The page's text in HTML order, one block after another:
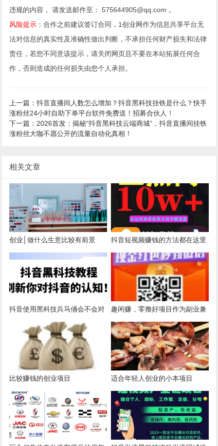
违规的内容， 请发送邮件至： 575644905@qq.com 。
风险提示 ：合作之前建议签订合同，1创业网作为信息共享平台无
法对信息的真实性及准确性做出判断，不承担任何财产损失和法律
责任，若您不同意该提示，请关闭网页且不要在本站拓展任何合
作，否则造成的任何损失由您个人承担。
上一篇：抖音直播间人数怎么增加？抖音黑科技挂铁是什么？快手
涨粉丝24小时自助下单平台软件免费送！招募合伙人！
下一篇：2026首发：揭秘“抖音黑科技云端商城”，抖音直播间挂铁
涨粉丝大咖不愿公开的流量自动化真相！
相关文章
创业│做什么生意比较有前景
抖音短视频赚钱的方法都在这里
了，避免再去直播间买无用的课
程！
抖音使用黑科技兵马俑会不会对
账号限流及封号？
趣闲赚，零撸好项目作为副业兼
职只要一部手机，随时随地都可
开干悬赏任务平台
比较赚钱的创业项目 适合年轻人创业的小本项目